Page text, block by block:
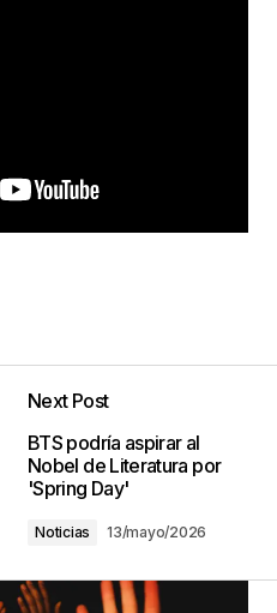
Next Post
BTS podría aspirar al
Nobel de Literatura por
'Spring Day'
Noticias 13/mayo/2026